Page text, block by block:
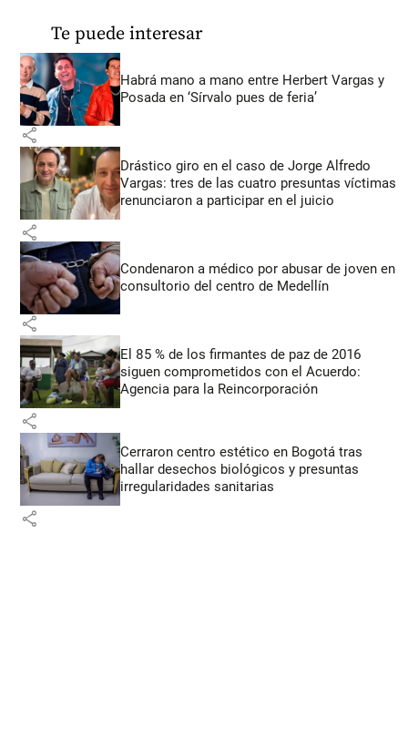
Te puede interesar
Habrá mano a mano entre Herbert Vargas y
Posada en ‘Sírvalo pues de feria’
share
Drástico giro en el caso de Jorge Alfredo
Vargas: tres de las cuatro presuntas víctimas
renunciaron a participar en el juicio
share
Condenaron a médico por abusar de joven en
consultorio del centro de Medellín
share
El 85 % de los firmantes de paz de 2016
siguen comprometidos con el Acuerdo:
Agencia para la Reincorporación
share
Cerraron centro estético en Bogotá tras
hallar desechos biológicos y presuntas
irregularidades sanitarias
share